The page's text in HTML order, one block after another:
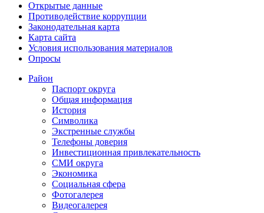
Открытые данные
Противодействие коррупции
Законодательная карта
Карта сайта
Условия использования материалов
Опросы
Район
Паспорт округа
Общая информация
История
Символика
Экстренные службы
Телефоны доверия
Инвестиционная привлекательность
СМИ округа
Экономика
Социальная сфера
Фотогалерея
Видеогалерея